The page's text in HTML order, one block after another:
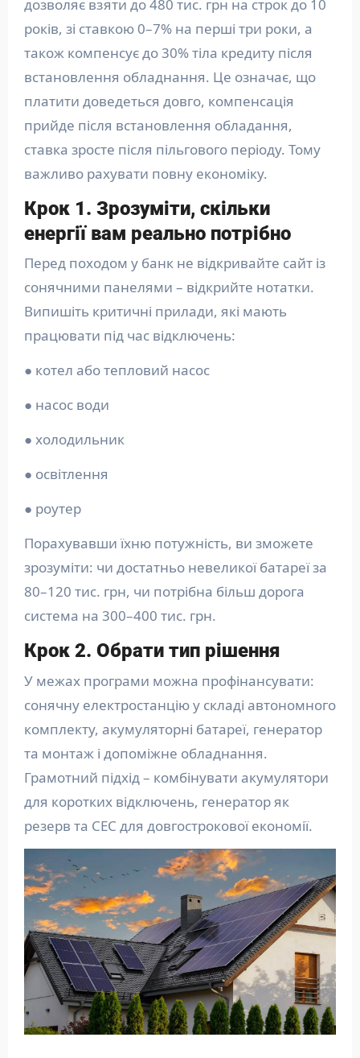
дозволяє взяти до 480 тис. грн на строк до 10
років, зі ставкою 0–7% на перші три роки, а
також компенсує до 30% тіла кредиту після
встановлення обладнання. Це означає, що
платити доведеться довго, компенсація
прийде після встановлення обладання,
ставка зросте після пільгового періоду. Тому
важливо рахувати повну економіку.
Крок 1. Зрозуміти, скільки
енергії вам реально потрібно
Перед походом у банк не відкривайте сайт із
сонячними панелями – відкрийте нотатки.
Випишіть критичні прилади, які мають
працювати під час відключень:
● котел або тепловий насос
● насос води
● холодильник
● освітлення
● роутер
Порахувавши їхню потужність, ви зможете
зрозуміти: чи достатньо невеликої батареї за
80–120 тис. грн, чи потрібна більш дорога
система на 300–400 тис. грн.
Крок 2. Обрати тип рішення
У межах програми можна профінансувати:
сонячну електростанцію у складі автономного
комплекту, акумуляторні батареї, генератор
та монтаж і допоміжне обладнання.
Грамотний підхід – комбінувати акумулятори
для коротких відключень, генератор як
резерв та СЕС для довгострокової економії.